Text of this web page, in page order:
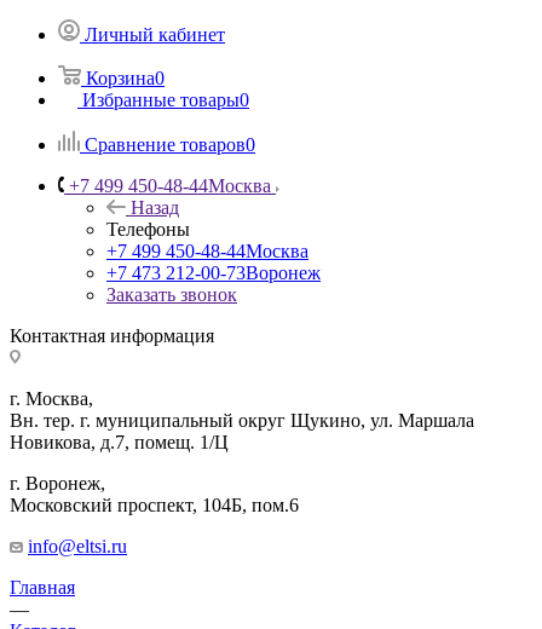
Личный кабинет
Корзина0
Избранные товары0
Сравнение товаров0
+7 499 450-48-44Москва
Назад
Телефоны
+7 499 450-48-44Москва
+7 473 212-00-73Воронеж
Заказать звонок
Контактная информация
г. Москва,
Вн. тер. г. муниципальный округ Щукино, ул. Маршала
Новикова, д.7, помещ. 1/Ц
г. Воронеж,
​Московский проспект, 104Б, пом.6
info@eltsi.ru
Главная
—